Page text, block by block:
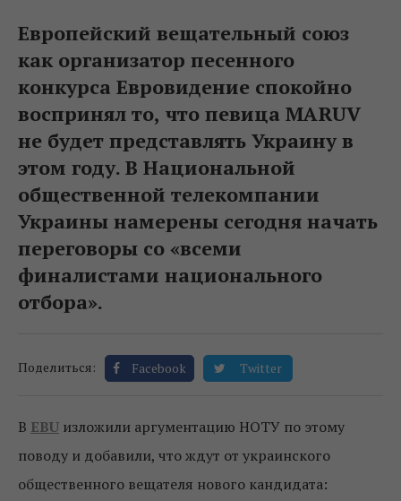
Европейский вещательный союз
как организатор песенного
конкурса Евровидение спокойно
воспринял то, что певица MARUV
не будет представлять Украину в
этом году. В Национальной
общественной телекомпании
Украины намерены сегодня начать
переговоры со «всеми
финалистами национального
отбора».
Поделиться: Facebook Twitter
В EBU изложили аргументацию НОТУ по этому
поводу и добавили, что ждут от украинского
общественного вещателя нового кандидата: